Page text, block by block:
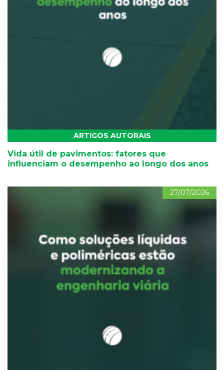
ARTIGOS AUTORAIS
Vida útil de pavimentos: fatores que
influenciam o desempenho ao longo dos anos
27/07/2026